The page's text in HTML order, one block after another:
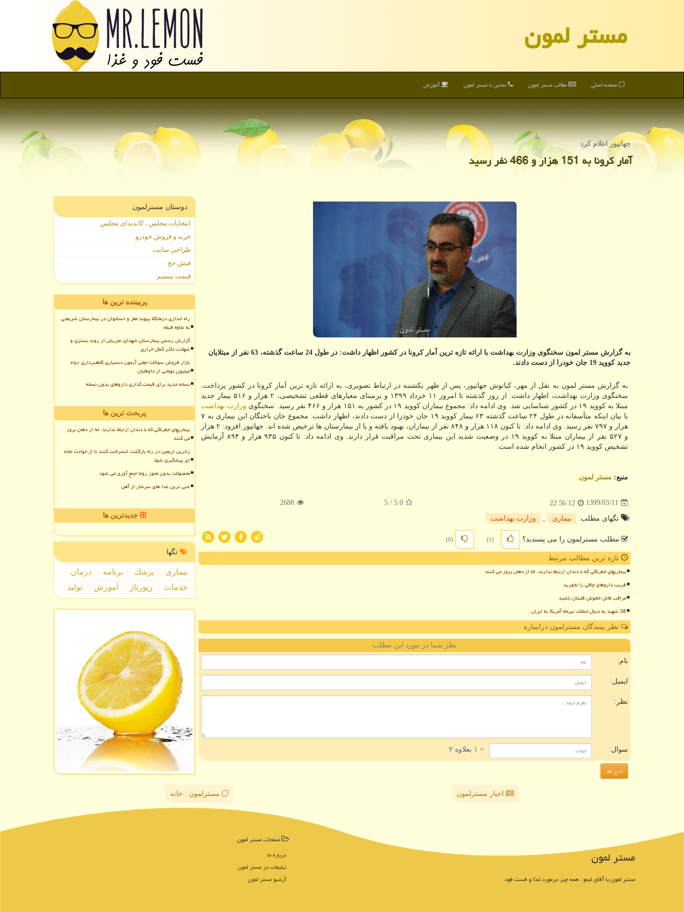
مستر لمون
صفحه اصلی مطالب مستر لمون تماس با مستر لمون آموزش
جهانپور اعلام كرد
آمار كرونا به 151 هزار و 466 نفر رسید
به گزارش مستر لمون سخنگوی وزارت بهداشت با ارائه تازه ترین آمار كرونا در كشور اظهار داشت: در طول 24 ساعت گذشته، 63 نفر از مبتلایان
جدید كووید 19 جان خودرا از دست دادند.
به گزارش مستر لمون به نقل از مهر، کیانوش جهانپور، پس از ظهر یکشنبه در ارتباط تصویری، به ارائه تازه ترین آمار کرونا در کشور پرداخت.
سخنگوی وزارت بهداشت، اظهار داشت: از روز گذشته تا امروز ۱۱ خرداد ۱۳۹۹ و برمبنای معیارهای قطعی تشخیصی، ۲ هزار و ۵۱۶ بیمار جدید
مبتلا به کووید ۱۹ در کشور شناسایی شد. وی ادامه داد: مجموع بیماران کووید ۱۹ در کشور به ۱۵۱ هزار و ۴۶۶ نفر رسید. سخنگوی
وزارت بهداشت
با بیان اینکه متأسفانه در طول ۲۴ ساعت گذشته ۶۳ بیمار کووید ۱۹ جان خودرا از دست دادند، اظهار داشت: مجموع جان باختگان این بیماری به ۷
هزار و ۷۹۷ نفر رسید. وی ادامه داد: تا کنون ۱۱۸ هزار و ۸۴۸ نفر از بیماران، بهبود یافته و یا از بیمارستان ها ترخیص شده اند. جهانپور افزود: ۲ هزار
و ۵۲۷ نفر از بیماران مبتلا به کووید ۱۹ در وضعیت شدید این بیماری تحت مراقبت قرار دارند. وی ادامه داد: تا کنون ۹۳۵ هزار و ۸۹۴ آزمایش
تشخیص کووید ۱۹ در کشور انجام شده است.
منبع: مستر لمون
1399/03/11
22:56:12
5.0
/ 5
2688
تگهای مطلب: بیماری وزارت بهداشت
مطلب مسترلمون را می پسندید؟ (1)
(0)
تازه ترین مطالب مرتبط
بیماریهای خطرناکی که با دندان ارتباط ندارند، اما از دهان بروز می کنند
فریب داروهای چاقی را نخورید
مراقب قاتل خاموش قلبتان باشید
38 شهید به دنبال حملات تیرماه آمریکا به ایران
نظر بینندگان مسترلمون دراینباره
نظر شما در مورد این مطلب
نام:
ایمیل:
نظر:
سوال: = ۱ بعلاوه ۲
دوستان مسترلمون
انتخابات مجلس ، کاندیدای مجلس
خرید و فروش خودرو
طراحی سایت
فیش حج
قیمت بیسیم
پربیننده ترین ها
راه اندازی درمانگاه پیوند مغز و استخوان در بیمارستان شریعتی
به علاوه فیلم
گزارش رسمی بیمارستان شهدای تجریش از روند بستری و
شهادت دکتر کمال خرازی
بازار فروش سوالات جعلی آزمون دستیاری کلاهبرداری ۲۵۰
میلیون تومانی از داوطلبان
نسخه جدید برای قیمت گذاری داروهای بدون نسخه
پربحث ترین ها
بیماریهای خطرناکی که با دندان ارتباط ندارند، اما از دهان بروز
می کنند
زائرین اربعین در راه بازگشت استراحت کنند تا از حوادث جاده
ای پیشگیری شود
محصولات بدون مجوز روجا جمع آوری می شود
غنی ترین غذا های سرشار از آهن
جدیدترین ها
تگها
بیماری پزشك برنامه
درمان
خدمات
رپورتاژ آموزش تولید
اخبار مسترلمون مسترلمون : خانه
مستر لمون
مستر لمون یا آقای لیمو : همه چیز درمورد غذا و فست فود
صفحات مستر لمون
درباره ما
تبلیغات در مستر لمون
آرشیو مستر لمون